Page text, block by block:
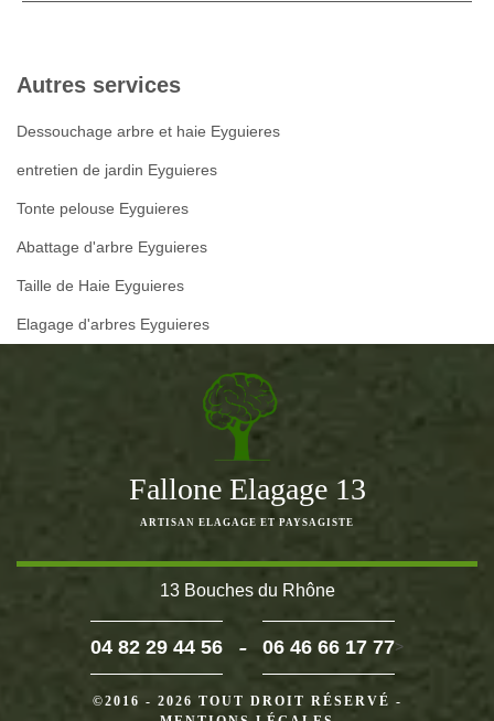
Autres services
Dessouchage arbre et haie Eyguieres
entretien de jardin Eyguieres
Tonte pelouse Eyguieres
Abattage d'arbre Eyguieres
Taille de Haie Eyguieres
Elagage d'arbres Eyguieres
Fallone Elagage 13
ARTISAN ELAGAGE ET PAYSAGISTE
13 Bouches du Rhône
04 82 29 44 56 - 06 46 66 17 77>
©2016 - 2026 TOUT DROIT RÉSERVÉ -